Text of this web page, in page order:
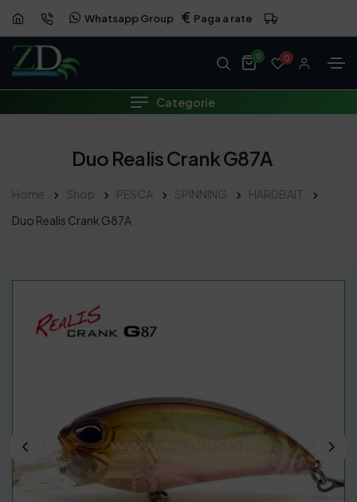
Whatsapp Group Paga a rate
0 0
Categorie
Duo Realis Crank G87A
Home Shop PESCA SPINNING
HARDBAIT
Duo Realis Crank G87A